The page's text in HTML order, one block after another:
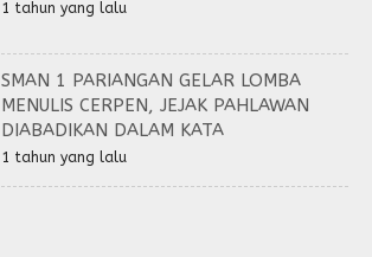
1 tahun yang lalu
SMAN 1 PARIANGAN GELAR LOMBA
MENULIS CERPEN, JEJAK PAHLAWAN
DIABADIKAN DALAM KATA
1 tahun yang lalu